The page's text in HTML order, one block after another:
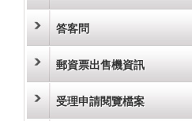
答客問
郵資票出售機資訊
受理申請閱覽檔案